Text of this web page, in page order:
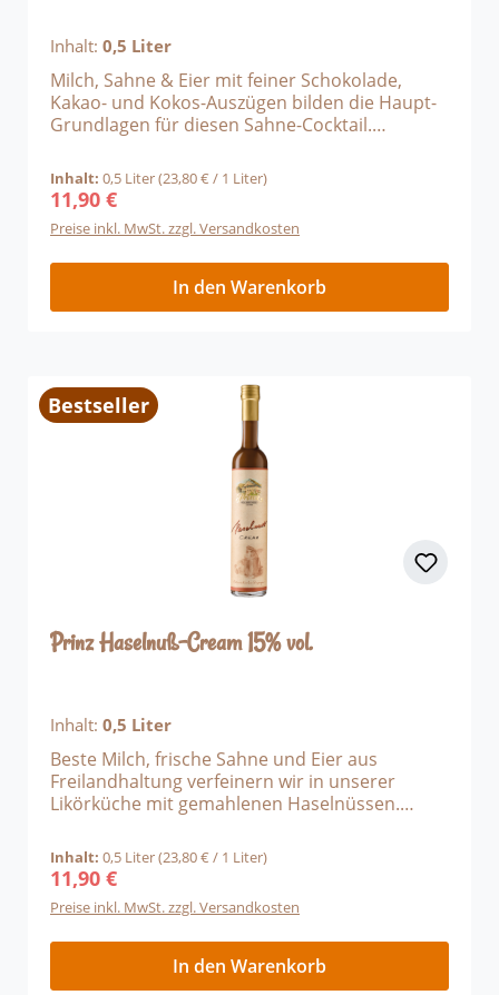
Inhalt: 0,5 Liter
Milch, Sahne & Eier mit feiner Schokolade,
Kakao- und Kokos-Auszügen bilden die Haupt-
Grundlagen für diesen Sahne-Cocktail.
verfeinern Sie Ihr Eis oder Ihren Pudding!
Inhalt: 0,5 Liter(23,80 € / 1 Liter)
Regulärer Preis:
11,90 €
Preise inkl. MwSt. zzgl. Versandkosten
In den Warenkorb
Bestseller
Prinz Haselnuß-Cream 15% vol.
Inhalt: 0,5 Liter
Beste Milch, frische Sahne und Eier aus
Freilandhaltung verfeinern wir in unserer
Likörküche mit gemahlenen Haselnüssen.
gerührt, bis eine feincremige Konsistenz
entsteht, die regelrecht auf der Zunge zergeht
und unsere Creams so besonders macht.
Neben der herrlichen Haselnussnote mischt
sich im Geschmack auch ein Hauch von Nougat
dazu. Einfach köstlich! Unsere
Trinkempfehlung: Genießen Sie den Haselnuss
Inhalt: 0,5 Liter(23,80 € / 1 Liter)
Regulärer Preis:
11,90 €
Preise inkl. MwSt. zzgl. Versandkosten
In den Warenkorb